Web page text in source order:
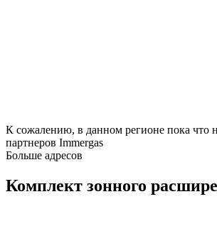
К сожалению, в данном регионе пока что
партнеров Immergas
Больше адресов
Комплект зонного